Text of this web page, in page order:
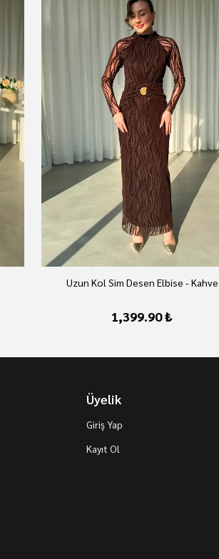
Uzun Kol Sim Desen Elbise - Kahve
1,399.90 ₺
Üyelik
Giriş Yap
Kayıt Ol